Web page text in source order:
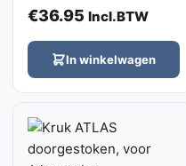
€36.95 Incl.BTW
In winkelwagen